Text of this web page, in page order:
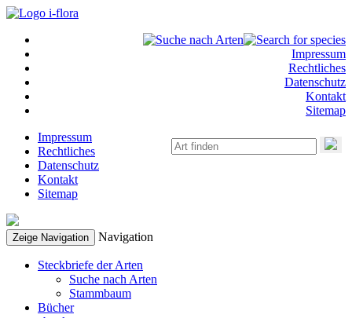
Impressum
Rechtliches
Datenschutz
Kontakt
Sitemap
Impressum
Rechtliches
Datenschutz
Kontakt
Sitemap
Zeige Navigation Navigation
Steckbriefe der Arten
Suche nach Arten
Stammbaum
Bücher